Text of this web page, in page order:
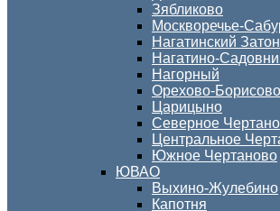
Зябликово
Москворечье-
Нагатинский Затон
Нагатино-
Нагорный
Орехово-Борисово
Царицыно
Северное
Центральное
Южное Чертаново
ЮВАО
Выхино-Жулебино
Капотня